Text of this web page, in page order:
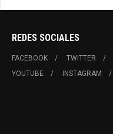
REDES SOCIALES
FACEBOOK TWITTER
YOUTUBE
INSTAGRAM